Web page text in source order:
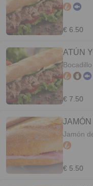
€ 6.50
ATÚN
€ 7.50
Jamón
€ 5.50